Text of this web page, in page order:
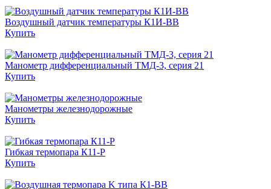
Воздушный датчик температуры К1И-ВВ
Купить
Манометр дифференциальный ТМД-3, серия 21
Купить
Манометры железнодорожные
Купить
Гибкая термопара К11-Р
Купить